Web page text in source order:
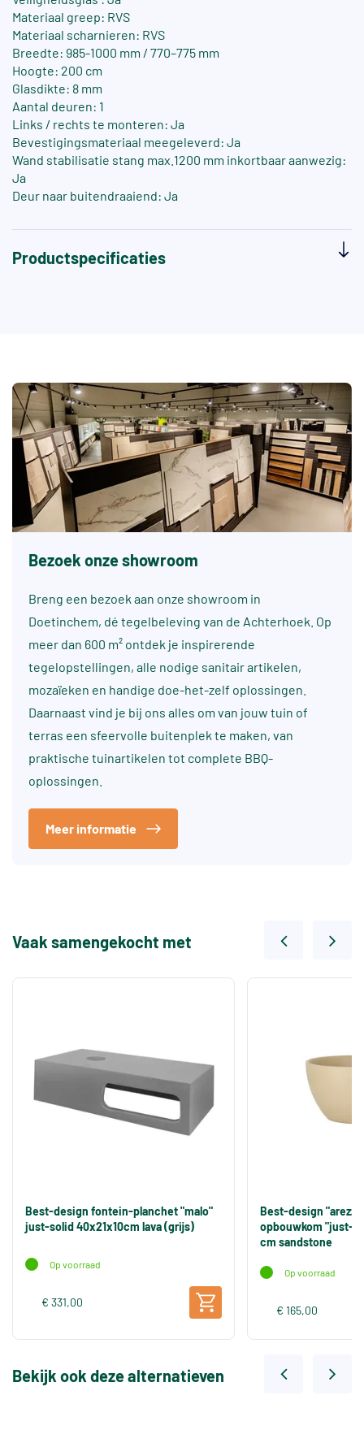
Materiaal greep: RVS
Materiaal scharnieren: RVS
Breedte: 985-1000 mm / 770–775 mm
Hoogte: 200 cm
Glasdikte: 8 mm
Aantal deuren: 1
Links / rechts te monteren: Ja
Bevestigingsmateriaal meegeleverd: Ja
Wand stabilisatie stang max.1200 mm inkortbaar aanwezig:
Ja
Deur naar buitendraaiend: Ja
Productspecificaties
Bezoek onze showroom
Breng een bezoek aan onze showroom in
Doetinchem, dé tegelbeleving van de Achterhoek. Op
meer dan 600 m² ontdek je inspirerende
tegelopstellingen, alle nodige sanitair artikelen,
mozaïeken en handige doe-het-zelf oplossingen.
Daarnaast vind je bij ons alles om van jouw tuin of
terras een sfeervolle buitenplek te maken, van
praktische tuinartikelen tot complete BBQ-
oplossingen.
Meer informatie
Vaak samengekocht met
Best-design fontein-planchet "malo"
just-solid 40x21x10cm lava (grijs)
Op voorraad
€ 331,00
Best-design
opbouwkom "just-
cm sandstone
Op voorraad
€ 165,00
Bekijk ook deze alternatieven